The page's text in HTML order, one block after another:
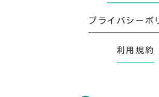
プライバシーポ
利用規約